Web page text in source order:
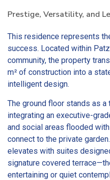
Prestige, Versatility, and
This residence represents
success. Located within
community, the property
m² of construction into a
intelligent design.
The ground floor stands as
integrating an executive-
and social areas flooded
connect to the private
elevates with suites
signature covered
entertaining or quiet